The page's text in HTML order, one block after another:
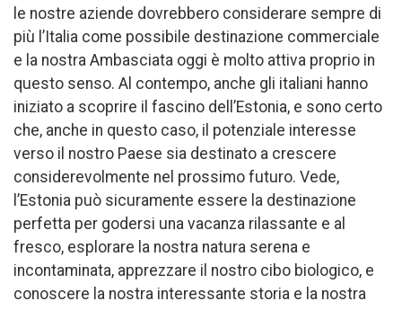
le nostre aziende dovrebbero considerare sempre di
più l’Italia come possibile destinazione commerciale
e la nostra Ambasciata oggi è molto attiva proprio in
questo senso. Al contempo, anche gli italiani hanno
iniziato a scoprire il fascino dell’Estonia, e sono certo
che, anche in questo caso, il potenziale interesse
verso il nostro Paese sia destinato a crescere
considerevolmente nel prossimo futuro. Vede,
l’Estonia può sicuramente essere la destinazione
perfetta per godersi una vacanza rilassante e al
fresco, esplorare la nostra natura serena e
incontaminata, apprezzare il nostro cibo biologico, e
conoscere la nostra interessante storia e la nostra